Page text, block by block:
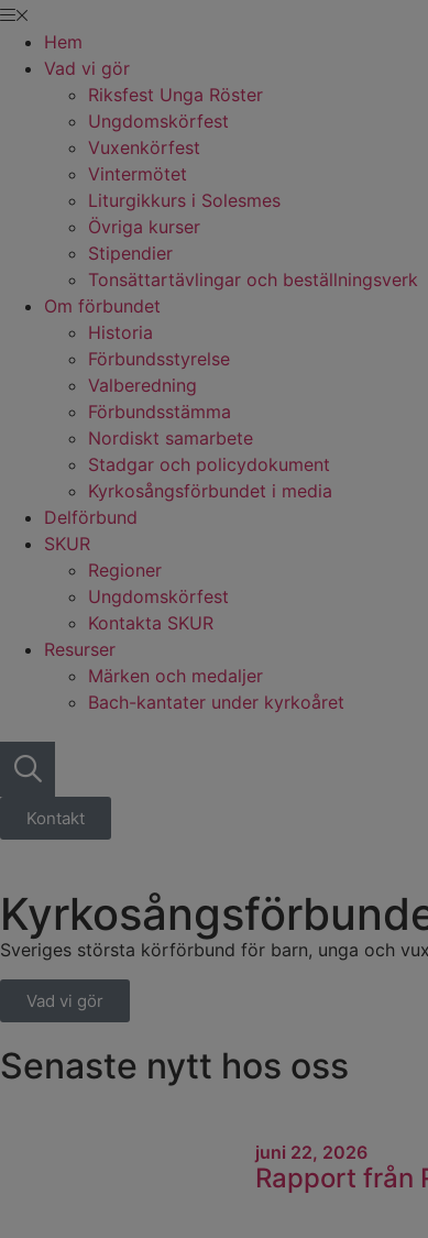
Hem
Vad vi gör
Riksfest Unga Röster
Ungdomskörfest
Vuxenkörfest
Vintermötet
Liturgikkurs i Solesmes
Övriga kurser
Stipendier
Tonsättartävlingar och beställningsverk
Om förbundet
Historia
Förbundsstyrelse
Valberedning
Förbundsstämma
Nordiskt samarbete
Stadgar och policydokument
Kyrkosångsförbundet i media
Delförbund
SKUR
Regioner
Ungdomskörfest
Kontakta SKUR
Resurser
Märken och medaljer
Bach-kantater under kyrkoåret
Kontakt
Sveriges största körförbund för barn, unga och
Vad vi gör
Senaste nytt hos oss
juni 22, 2026
Rapport från